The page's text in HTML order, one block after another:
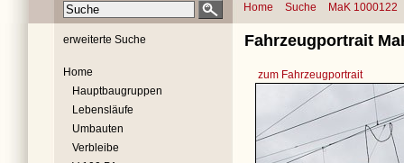
Home Suche MaK 1000122
erweiterte Suche
Home
Hauptbaugruppen
Lebensläufe
Umbauten
Verbleibe
Fahrzeugportrait
zum Fahrzeugportrait